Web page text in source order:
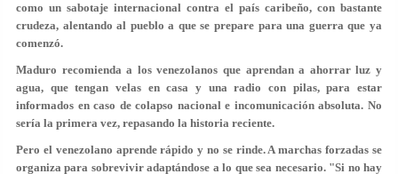
como un sabotaje internacional contra el país caribeño, con bastante
crudeza, alentando al pueblo a que se prepare para una guerra que ya
comenzó.
Maduro recomienda a los venezolanos que aprendan a ahorrar luz y
agua, que tengan velas en casa y una radio con pilas, para estar
informados en caso de colapso nacional e incomunicación absoluta. No
sería la primera vez, repasando la historia reciente.
Pero el venezolano aprende rápido y no se rinde. A marchas forzadas se
organiza para sobrevivir adaptándose a lo que sea necesario. "Si no hay